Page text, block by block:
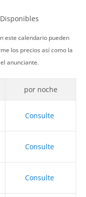
este calendario pueden
los precios así como la
anunciante.
por noche
Consulte
Consulte
Consulte